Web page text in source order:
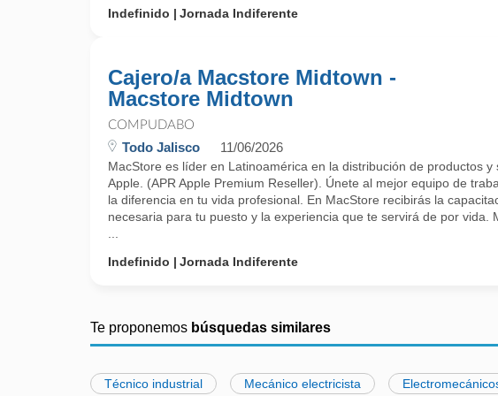
Indefinido Jornada Indiferente
Cajero/a Macstore Midtown -
Macstore Midtown
COMPUDABO
Todo Jalisco 11/06/2026
MacStore es líder en Latinoamérica en la distribución de productos y
Apple. (APR Apple Premium Reseller). Únete al mejor equipo de
la diferencia en tu vida profesional. En MacStore recibirás la
necesaria para tu puesto y la experiencia que te servirá de por vida.
Indefinido
Jornada Indiferente
Te proponemos búsquedas similares
Técnico industrial Mecánico electricista